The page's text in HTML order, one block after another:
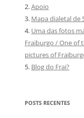
2.Apoio
3. Mapa dialetal de
4. Uma das fotos
Fraiburgo / One of
pictures of
5. Blog do Frai?
POSTS RECENTES